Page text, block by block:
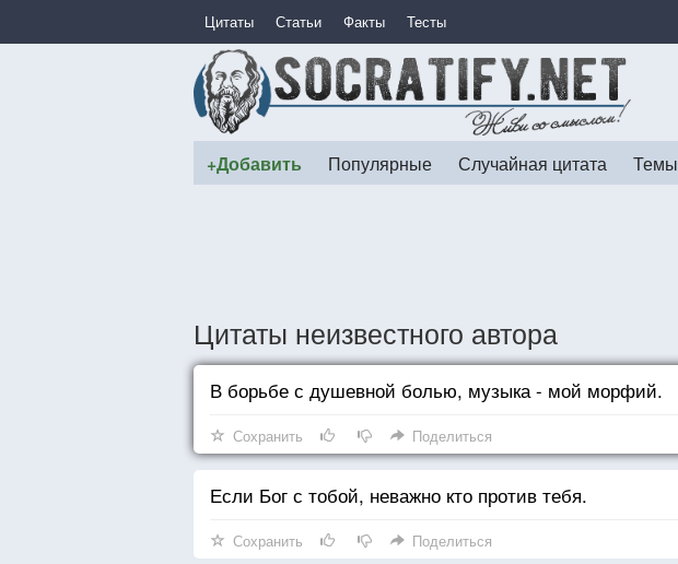
Цитаты Статьи Факты Тесты
+Добавить Популярные Случайная цитата Темы
Цитаты неизвестного автора
В борьбе с душевной болью, музыка - мой морфий.
Сохранить Поделиться
Если Бог с тобой, неважно кто против тебя.
Сохранить Поделиться